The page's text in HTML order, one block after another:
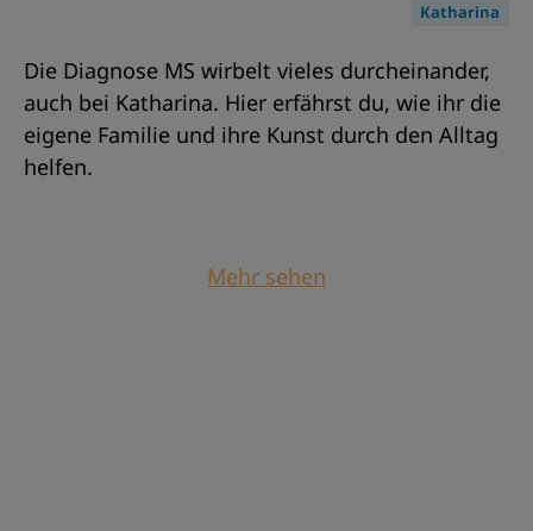
Katharina
Die Diagnose MS wirbelt vieles durcheinander,
auch bei Katharina. Hier erfährst du, wie ihr die
eigene Familie und ihre Kunst durch den Alltag
helfen.
Mehr sehen